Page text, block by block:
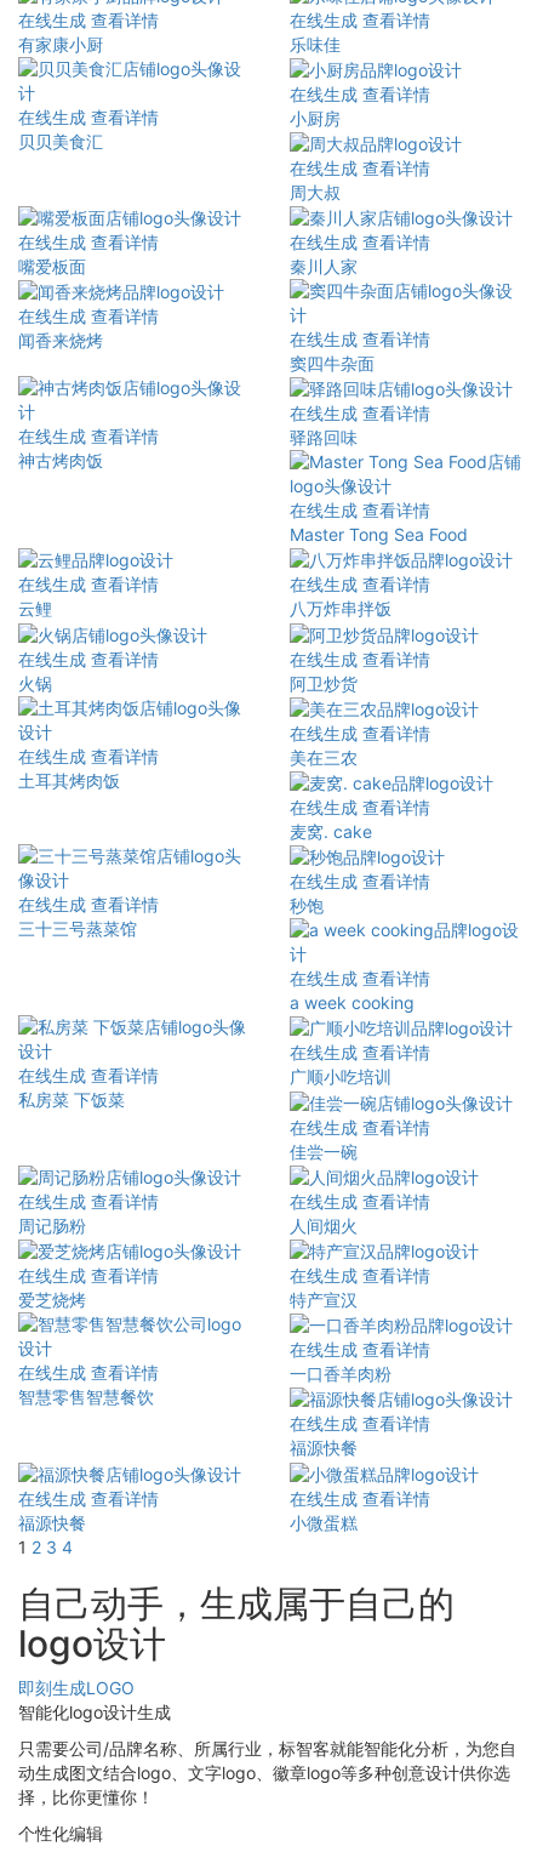
在线生成 查看详情
有家康小厨
在线生成 查看详情
乐味佳
在线生成 查看详情
贝贝美食汇
在线生成 查看详情
小厨房
在线生成 查看详情
周大叔
在线生成 查看详情
嘴爱板面
在线生成 查看详情
秦川人家
在线生成 查看详情
闻香来烧烤
在线生成 查看详情
窦四牛杂面
在线生成 查看详情
神古烤肉饭
在线生成 查看详情
驿路回味
在线生成 查看详情
Master Tong Sea Food
在线生成 查看详情
云鲤
在线生成 查看详情
八万炸串拌饭
在线生成 查看详情
火锅
在线生成 查看详情
阿卫炒货
在线生成 查看详情
土耳其烤肉饭
在线生成 查看详情
美在三农
在线生成 查看详情
麦窝. cake
在线生成 查看详情
三十三号蒸菜馆
在线生成 查看详情
秒饱
在线生成 查看详情
a week cooking
在线生成 查看详情
私房菜 下饭菜
在线生成 查看详情
广顺小吃培训
在线生成 查看详情
佳尝一碗
在线生成 查看详情
周记肠粉
在线生成 查看详情
人间烟火
在线生成 查看详情
爱芝烧烤
在线生成 查看详情
特产宣汉
在线生成 查看详情
智慧零售智慧餐饮
在线生成 查看详情
一口香羊肉粉
在线生成 查看详情
福源快餐
在线生成 查看详情
福源快餐
在线生成 查看详情
小微蛋糕
1 2 3 4
自己动手，生成属于自己的
logo设计
即刻生成LOGO
智能化logo设计生成
只需要公司/品牌名称、所属行业，标智客就能智能化分析，为您自
动生成图文结合logo、文字logo、徽章logo等多种创意设计供你选
择，比你更懂你！
个性化编辑